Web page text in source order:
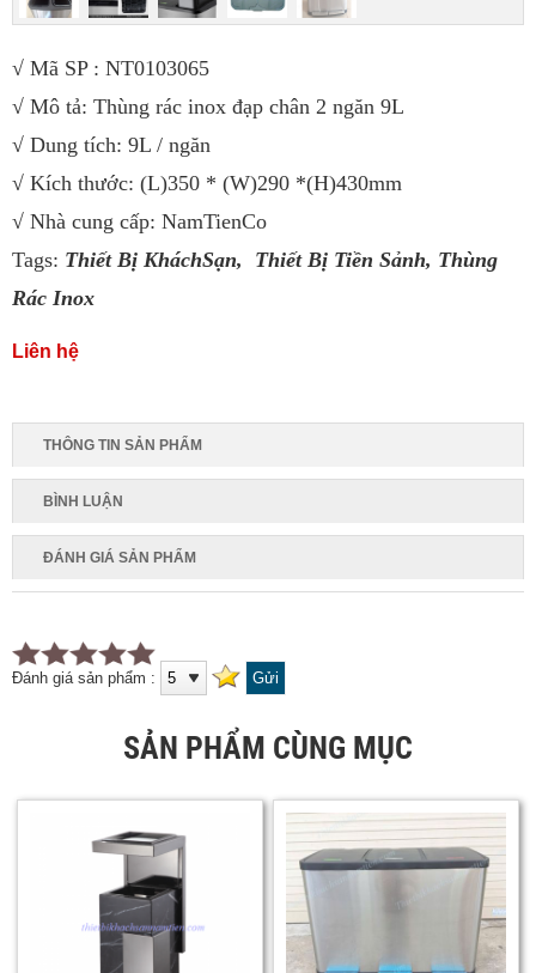
√ Mã SP : NT0103065
√ Mô tả: Thùng rác inox đạp chân 2 ngăn 9L
√ Dung tích: 9L / ngăn
√ Kích thước: (L)350 * (W)290 *(H)430mm
√ Nhà cung cấp: NamTienCo
Tags: Thiết Bị KháchSạn, Thiết Bị Tiền Sảnh, Thùng
Rác Inox
Liên hệ
THÔNG TIN SẢN PHẨM
BÌNH LUẬN
ĐÁNH GIÁ SẢN PHẨM
Đánh giá sản phẩm :
SẢN PHẨM CÙNG MỤC